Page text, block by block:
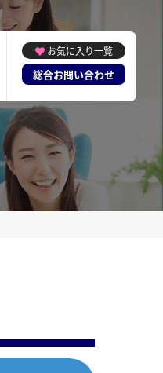
お気に入り一覧
総合お問い合わせ